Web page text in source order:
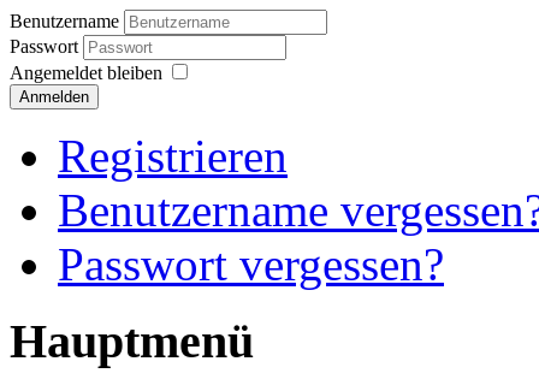
Benutzername
Passwort
Angemeldet bleiben
Anmelden
Registrieren
Benutzername
Passwort vergessen?
Hauptmenü